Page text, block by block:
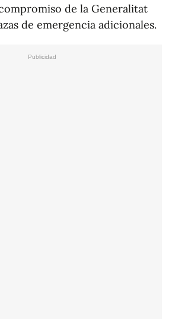
de la Generalitat
de emergencia adicionales.